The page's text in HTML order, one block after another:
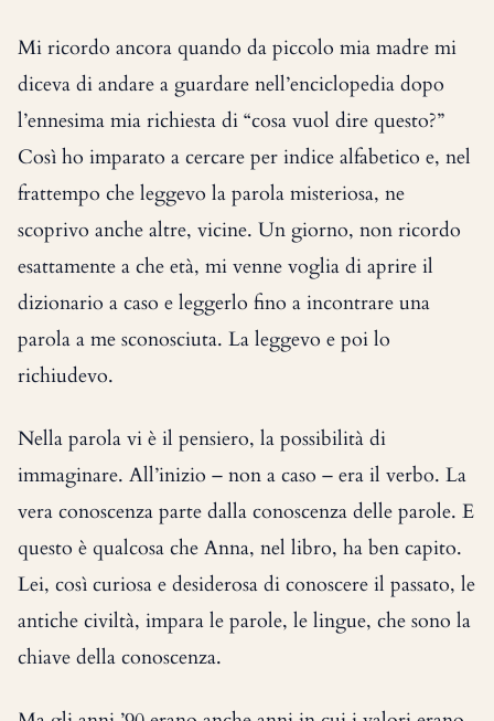
Mi ricordo ancora quando da piccolo mia madre mi
diceva di andare a guardare nell’enciclopedia dopo
l’ennesima mia richiesta di “cosa vuol dire questo?”
Così ho imparato a cercare per indice alfabetico e, nel
frattempo che leggevo la parola misteriosa, ne
scoprivo anche altre, vicine. Un giorno, non ricordo
esattamente a che età, mi venne voglia di aprire il
dizionario a caso e leggerlo fino a incontrare una
parola a me sconosciuta. La leggevo e poi lo
richiudevo.
Nella parola vi è il pensiero, la possibilità di
immaginare. All’inizio – non a caso – era il verbo. La
vera conoscenza parte dalla conoscenza delle parole. E
questo è qualcosa che Anna, nel libro, ha ben capito.
Lei, così curiosa e desiderosa di conoscere il passato, le
antiche civiltà, impara le parole, le lingue, che sono la
chiave della conoscenza.